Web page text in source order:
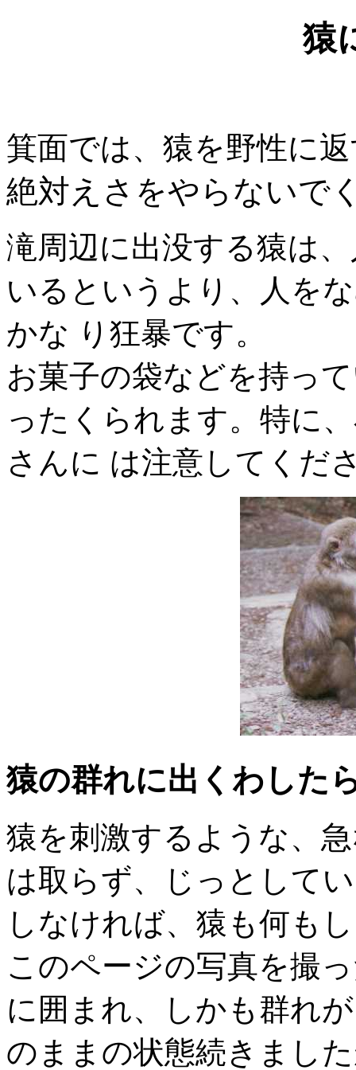
猿
箕面では、猿を野性に
絶対えさをやらないで
滝周辺に出没する猿は
いるというより、人を
かな り狂暴です。
お菓子の袋などを持っ
ったくられます。特に
さんに は注意してくだ
猿の群れに出くわした
猿を刺激するような、
は取らず、じっとして
しなければ、猿も何も
このページの写真を撮
に囲まれ、しかも群れ
のままの状態続きまし